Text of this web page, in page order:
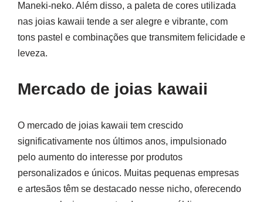
Maneki-neko. Além disso, a paleta de cores utilizada
nas joias kawaii tende a ser alegre e vibrante, com
tons pastel e combinações que transmitem felicidade e
leveza.
Mercado de joias kawaii
O mercado de joias kawaii tem crescido
significativamente nos últimos anos, impulsionado
pelo aumento do interesse por produtos
personalizados e únicos. Muitas pequenas empresas
e artesãos têm se destacado nesse nicho, oferecendo